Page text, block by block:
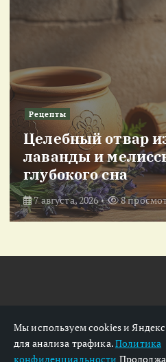
Рецепты
Целебный отвар
лаванды и
глубокого сна
7 августа, 2026 8
Мы используем cookies и
для анализа трафика.Политика
конфиденциальности